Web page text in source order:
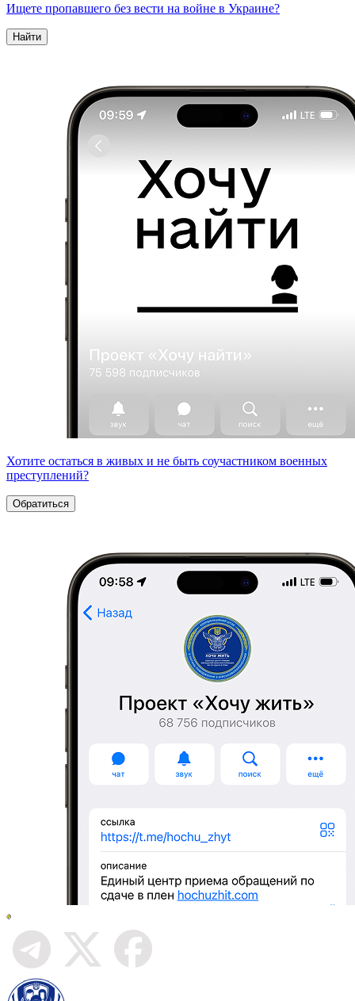
Ищете пропавшего без вести на войне в Украине?
Найти
Хотите остаться в живых и не быть соучастником военных
преступлений?
Обратиться